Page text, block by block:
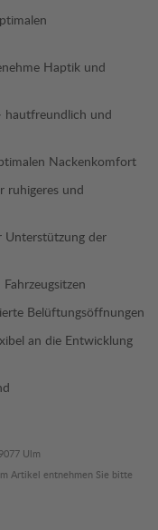
Haptik und
hautfreundlich und
Nackenkomfort
ruhigeres und
Unterstützung der
Belüftungsöffnungen
an die Entwicklung
Ulm
Artikel entnehmen Sie bitte